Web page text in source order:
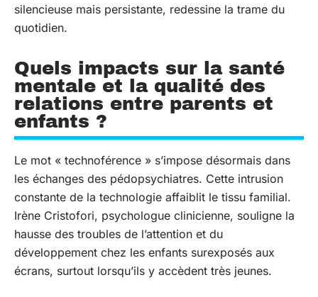
silencieuse mais persistante, redessine la trame du
quotidien.
Quels impacts sur la santé
mentale et la qualité des
relations entre parents et
enfants ?
Le mot « technoférence » s’impose désormais dans
les échanges des pédopsychiatres. Cette intrusion
constante de la technologie affaiblit le tissu familial.
Irène Cristofori, psychologue clinicienne, souligne la
hausse des troubles de l’attention et du
développement chez les enfants surexposés aux
écrans, surtout lorsqu’ils y accèdent très jeunes.